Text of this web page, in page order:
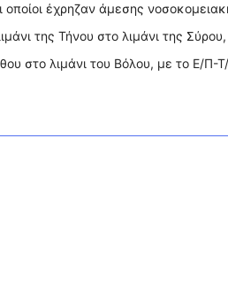
έχρηζαν άμεσης
της Τήνου στο λιμάνι της
στο λιμάνι του Βόλου, με το